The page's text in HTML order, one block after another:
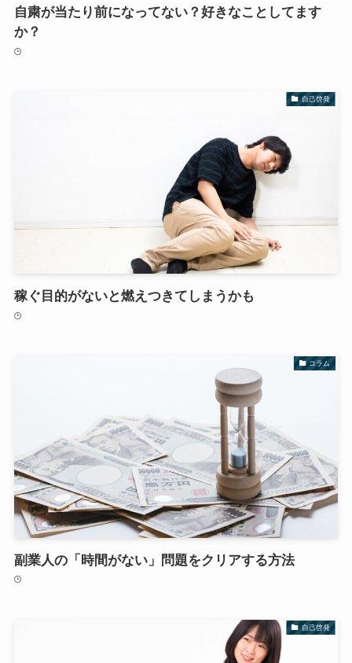
自粛が当たり前になってない？好きなことしてます
か？
自己啓発
稼ぐ目的がないと燃えつきてしまうかも
コラム
副業人の「時間がない」問題をクリアする方法
自己啓発